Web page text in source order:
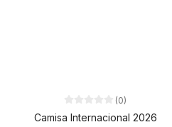
(0)
Camisa Internacional 2026